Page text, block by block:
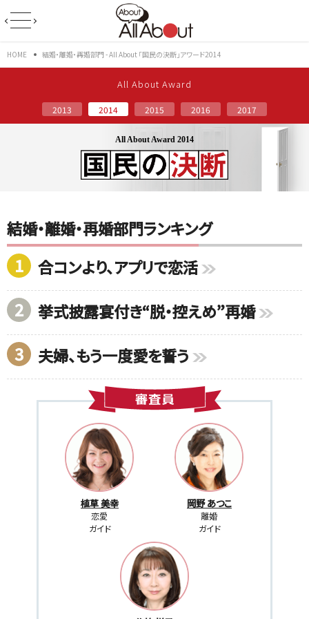
HOME 結婚・離婚・再婚部門 - All About 「国民の決断」アワード2014
All About Award
2013 2014 2015 2016 2017
All About Award 2014
結婚・離婚・再婚部門ランキング
1 合コンより、アプリで恋活
2 挙式披露宴付き“脱・控えめ”再婚
3 夫婦、もう一度愛を誓う
植草 美幸
恋愛
ガイド
岡野 あつこ
離婚
ガイド